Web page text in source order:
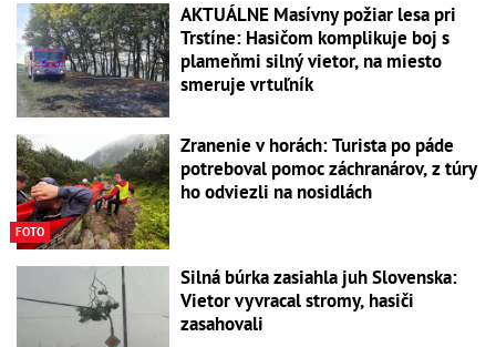
AKTUÁLNE Masívny požiar lesa pri
Trstíne: Hasičom komplikuje boj s
plameňmi silný vietor, na miesto
smeruje vrtuľník
FOTO
Zranenie v horách: Turista po páde
potreboval pomoc záchranárov, z túry
ho odviezli na nosidlách
Silná búrka zasiahla juh Slovenska:
Vietor vyvracal stromy, hasiči
zasahovali